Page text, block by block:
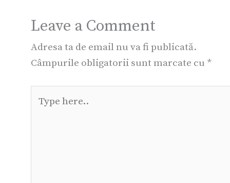
Leave a Comment
Adresa ta de email nu va fi publicată.
Câmpurile obligatorii sunt marcate cu *
here..